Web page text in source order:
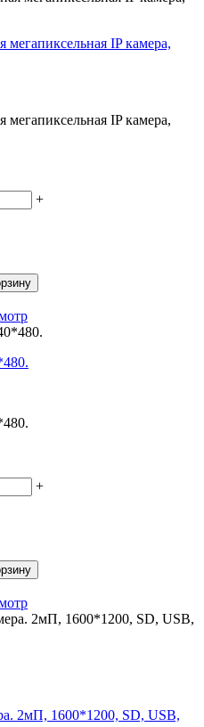
IP камера,
IP камера,
+
+
2мП, 1600*1200, SD, USB,